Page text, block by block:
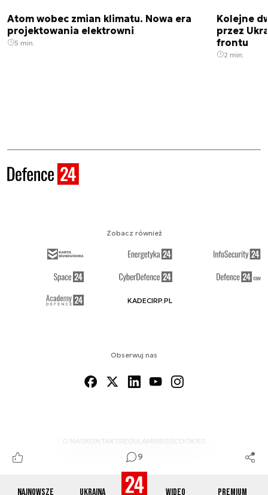
Najnowsze Ukraina Wideo Premium
9
Atom wobec zmian klimatu. Nowa era
projektowania elektrowni
5 min.
Kolejne
przez
frontu
2 min.
Obserwuj nas
O NAS KONTAKTREGULAMINRSS COOKIES
Zobacz również
KADECIRP.PL